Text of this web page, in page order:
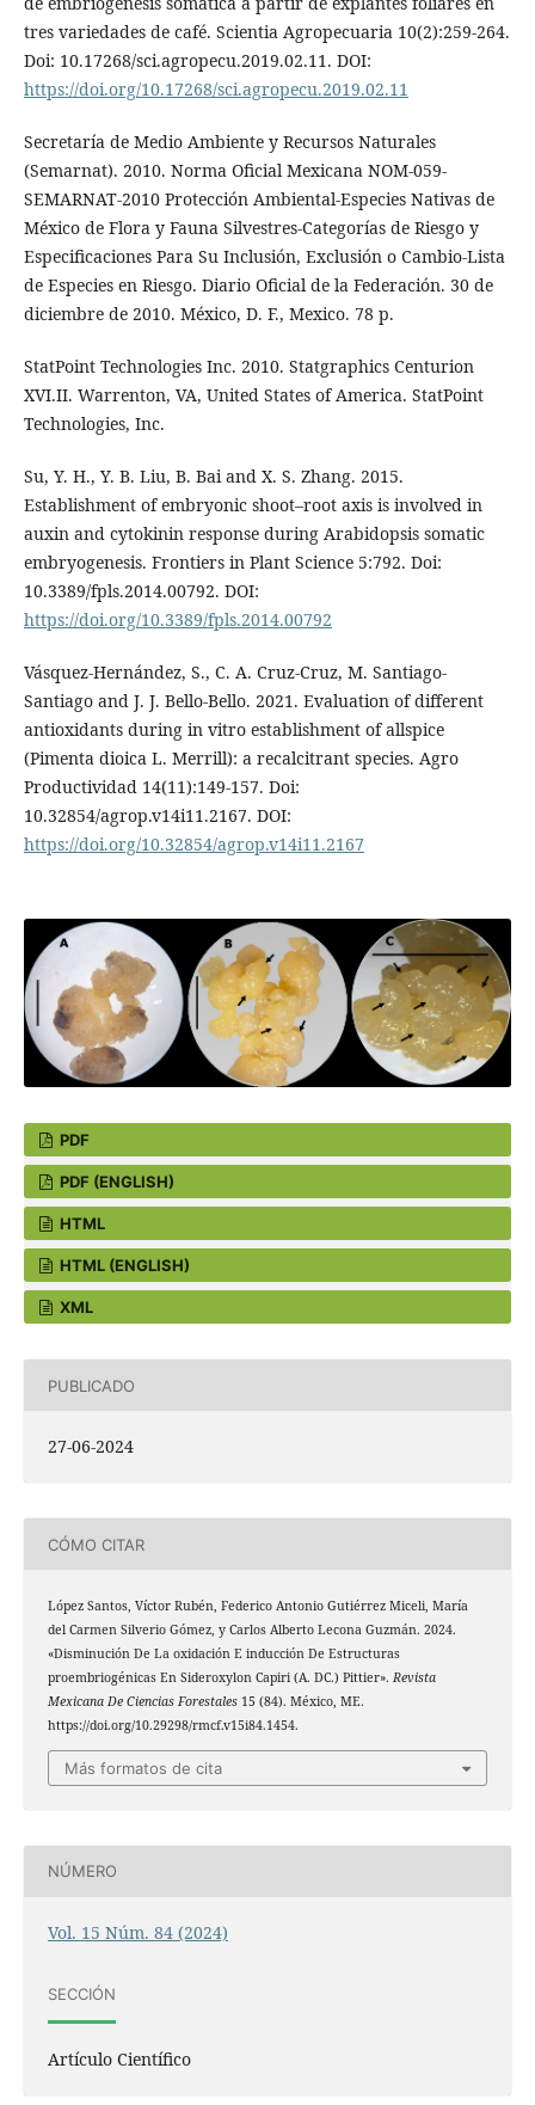
tres variedades de café. Scientia Agropecuaria 10(2):259-264.
Doi: 10.17268/sci.agropecu.2019.02.11. DOI:
https://doi.org/10.17268/sci.agropecu.2019.02.11
Secretaría de Medio Ambiente y Recursos Naturales
(Semarnat). 2010. Norma Oficial Mexicana NOM-059-
SEMARNAT-2010 Protección Ambiental-Especies Nativas de
México de Flora y Fauna Silvestres-Categorías de Riesgo y
Especificaciones Para Su Inclusión, Exclusión o Cambio-Lista
de Especies en Riesgo. Diario Oficial de la Federación. 30 de
diciembre de 2010. México, D. F., Mexico. 78 p.
StatPoint Technologies Inc. 2010. Statgraphics Centurion
XVI.II. Warrenton, VA, United States of America. StatPoint
Technologies, Inc.
Su, Y. H., Y. B. Liu, B. Bai and X. S. Zhang. 2015.
Establishment of embryonic shoot–root axis is involved in
auxin and cytokinin response during Arabidopsis somatic
embryogenesis. Frontiers in Plant Science 5:792. Doi:
10.3389/fpls.2014.00792. DOI:
https://doi.org/10.3389/fpls.2014.00792
Vásquez-Hernández, S., C. A. Cruz-Cruz, M. Santiago-
Santiago and J. J. Bello-Bello. 2021. Evaluation of different
antioxidants during in vitro establishment of allspice
(Pimenta dioica L. Merrill): a recalcitrant species. Agro
Productividad 14(11):149-157. Doi:
10.32854/agrop.v14i11.2167. DOI:
https://doi.org/10.32854/agrop.v14i11.2167
PDF
PDF (ENGLISH)
HTML
HTML (ENGLISH)
XML
PUBLICADO
27-06-2024
CÓMO CITAR
López Santos, Víctor Rubén, Federico Antonio Gutiérrez Miceli, María
del Carmen Silverio Gómez, y Carlos Alberto Lecona Guzmán. 2024.
«Disminución De La oxidación E inducción De Estructuras
proembriogénicas En Sideroxylon Capiri (A. DC.) Pittier». Revista
Mexicana De Ciencias Forestales15 (84). México, ME.
https://doi.org/10.29298/rmcf.v15i84.1454.
Más formatos de cita
NÚMERO
Vol. 15 Núm. 84 (2024)
SECCIÓN
Artículo Científico